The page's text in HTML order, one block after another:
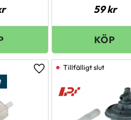
59kr
Lägg till i favoriter